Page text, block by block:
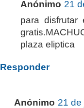
Anónimo 21
para
plaza eliptica
Responder
Anónimo 21 de